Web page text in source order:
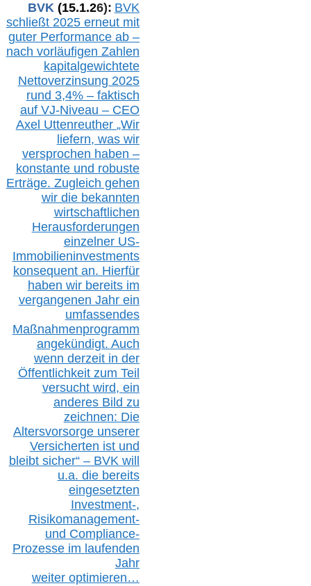
BVK(15.1.26): BVK
schließt 2025 erneut mit
guter Performance ab –
nach vorläufigen Zahlen
kapitalgewichtete
Nettoverzinsung 2025
rund 3,4% – faktisch
auf VJ-Niveau – CEO
Axel Uttenreuther „Wir
liefern, was wir
versprochen haben –
konstante und robuste
Erträge. Zugleich gehen
wir die bekannten
wirtschaftlichen
Herausforderungen
einzelner US-
Immobilieninvestments
konsequent an. Hierfür
haben wir bereits im
vergangenen Jahr ein
umfassendes
Maßnahmenprogramm
angekündigt. Auch
wenn derzeit in der
Öffentlichkeit zum Teil
versucht wird, ein
anderes Bild zu
zeichnen: Die
Altersvorsorge unserer
Versicherten ist und
bleibt sicher“ – BVK will
u.a. die bereits
eingesetzten
Investment-,
Risikomanagement-
und Compliance-
Prozesse im laufenden
Jahr
weiter optimieren…